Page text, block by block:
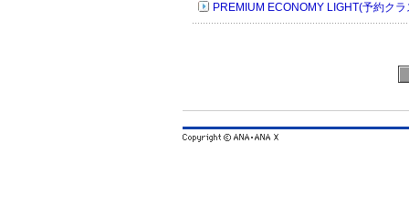
PREMIUM ECONOMY LIGHT(予約ク